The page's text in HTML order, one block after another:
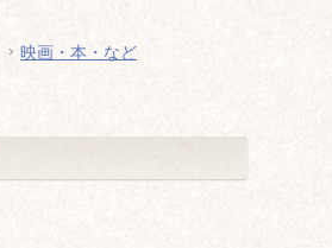
映画・本・など